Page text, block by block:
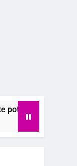
sănătatea